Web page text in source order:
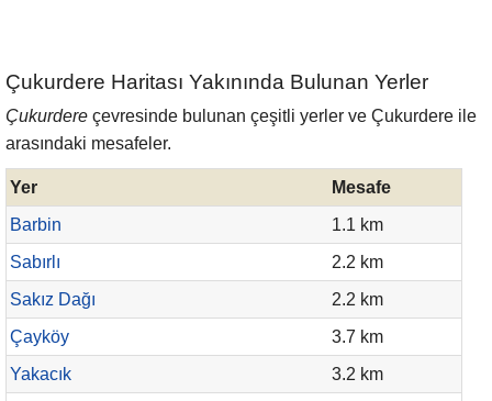
Çukurdere Haritası Yakınında Bulunan Yerler
Çukurdere çevresinde bulunan çeşitli yerler ve Çukurdere ile
arasındaki mesafeler.
Yer
Mesafe
Barbin
1.1 km
Sabırlı
2.2 km
Sakız Dağı
2.2 km
Çayköy
3.7 km
Yakacık
3.2 km